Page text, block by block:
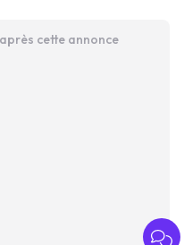
cette annonce